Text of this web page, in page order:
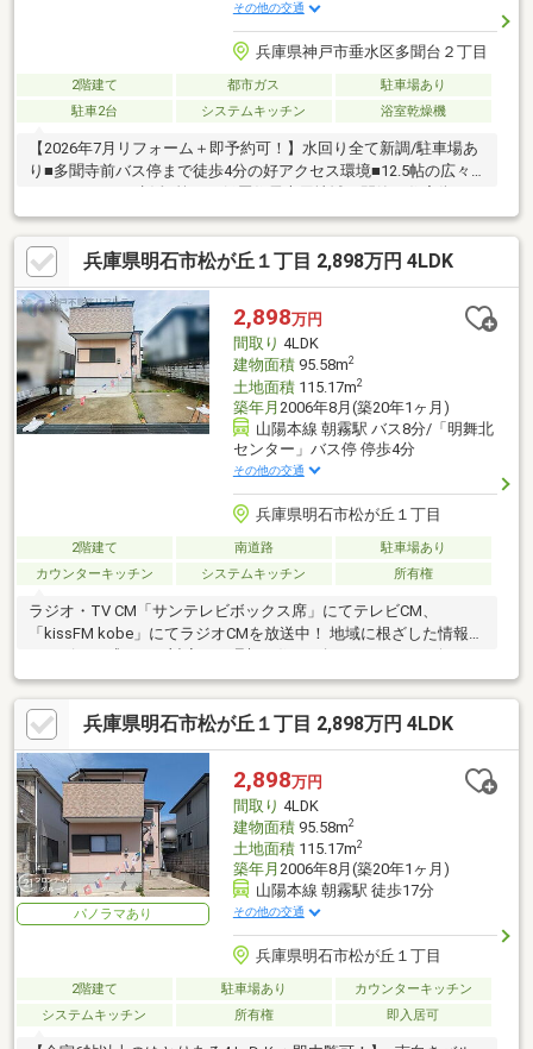
その他の交通
兵庫県神戸市垂水区多聞台２丁目
2階建て 都市ガス
駐車場あり
駐車2台
システムキッチン 浴室乾燥機
【2026年7月リフォーム＋即予約可！】水回り全て新調/駐車場あ
り■多聞寺前バス停まで徒歩4分の好アクセス環境■12.5帖の広々
兵庫県明石市松が丘１丁目 2,898万円 4LDK
2,898万円
間取り 4LDK
建物面積95.58m2
土地面積115.17m2
築年月 2006年8月(築20年1ヶ月)
山陽本線 朝霧駅 バス8分/「明舞北
センター」バス停 停歩4分
その他の交通
兵庫県明石市松が丘１丁目
2階建て 南道路
駐車場あり
カウンターキッチン
システムキッチン 所有権
ラジオ・TV CM「サンテレビボックス席」にてテレビCM、
「kissFM kobe」にてラジオCMを放送中！ 地域に根ざした情報力
す♪
兵庫県明石市松が丘１丁目 2,898万円 4LDK
パノラマあり
2,898万円
間取り 4LDK
建物面積95.58m2
土地面積115.17m2
築年月 2006年8月(築20年1ヶ月)
山陽本線 朝霧駅 徒歩17分
その他の交通
兵庫県明石市松が丘１丁目
2階建て 駐車場あり
カウンターキッチン
システムキッチン
所有権 即入居可